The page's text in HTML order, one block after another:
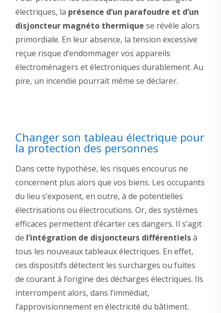
électriques, la présence d’un parafoudre et d’un
disjoncteur magnéto thermique se révèle alors
primordiale. En leur absence, la tension excessive
reçue risque d’endommager vos appareils
électroménagers et électroniques durablement. Au
pire, un incendie pourrait même se déclarer.
Changer son tableau électrique pour
la protection des personnes
Dans cette hypothèse, les risques encourus ne
concernent plus alors que vos biens. Les occupants
du lieu s’exposent, en outre, à de potentielles
électrisations ou électrocutions. Or, des systèmes
efficaces permettent d’écarter ces dangers. Il s’agit
de l’intégration de disjoncteurs différentielsà
tous les nouveaux tableaux électriques. En effet,
ces dispositifs détectent les surcharges ou fuites
de courant à l’origine des décharges électriques. Ils
interrompent alors, dans l’immédiat,
l’approvisionnement en électricité du bâtiment.